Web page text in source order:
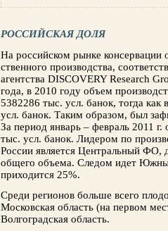
РОССИЙСКАЯ ДОЛЯ
На российском рынке консервации
ственного производства,
агентства DISCOVERY Research
года, в 2010 году объем
5382286 тыс. усл. банок, тогда как
усл. банок. Таким образом, был
За период ян­варь – февраль 2011
тыс. усл. банок. Лидером по
России является Центральный ФО,
общего объема. Следом идет
приходится 25%.
Среди регионов больше всего
Московская об­ласть (на первом
Волгоградская область.